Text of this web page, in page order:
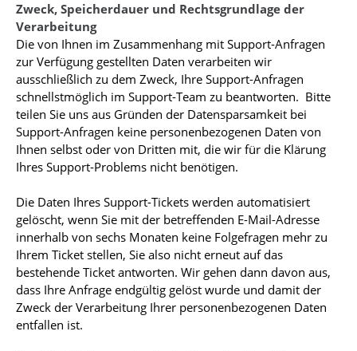
Zweck, Speicherdauer und Rechtsgrundlage der
Verarbeitung
Die von Ihnen im Zusammenhang mit Support-Anfragen
zur Verfügung gestellten Daten verarbeiten wir
ausschließlich zu dem Zweck, Ihre Support-Anfragen
schnellstmöglich im Support-Team zu beantworten. Bitte
teilen Sie uns aus Gründen der Datensparsamkeit bei
Support-Anfragen keine personenbezogenen Daten von
Ihnen selbst oder von Dritten mit, die wir für die Klärung
Ihres Support-Problems nicht benötigen.
Die Daten Ihres Support-Tickets werden automatisiert
gelöscht, wenn Sie mit der betreffenden E-Mail-Adresse
innerhalb von sechs Monaten keine Folgefragen mehr zu
Ihrem Ticket stellen, Sie also nicht erneut auf das
bestehende Ticket antworten. Wir gehen dann davon aus,
dass Ihre Anfrage endgültig gelöst wurde und damit der
Zweck der Verarbeitung Ihrer personenbezogenen Daten
entfallen ist.